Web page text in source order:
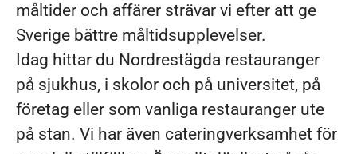
måltider och affärer strävar vi efter att ge
Sverige bättre måltidsupplevelser.
Idag hittar du Nordrestägda restauranger
på sjukhus, i skolor och på universitet, på
företag eller som vanliga restauranger ute
på stan. Vi har även cateringverksamhet för